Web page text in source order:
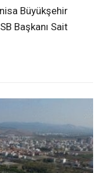
Büyükşehir
Başkanı Sait